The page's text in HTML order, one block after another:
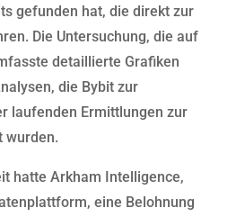
gefunden hat, die direkt zur
Die Untersuchung, die auf
detaillierte Grafiken
die Bybit zur
laufenden Ermittlungen zur
wurden.
hatte Arkham Intelligence,
eine Belohnung